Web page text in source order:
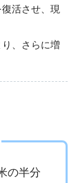
活させ、現
、さらに増
の半分